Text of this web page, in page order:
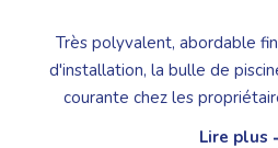
Très polyvalent, abordable
d'installation, la bulle de
courante chez les
notamment